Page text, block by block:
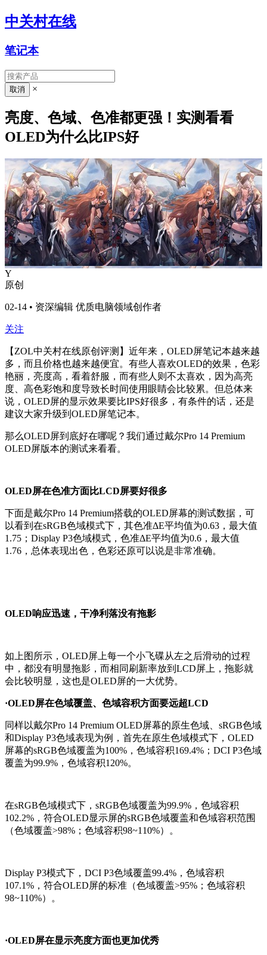
中关村在线
笔记本
×
亮度、色域、色准都更强！实测看看
OLED为什么比IPS好
Y
原创
02-14 • 资深编辑 优质电脑领域创作者
关注
【ZOL中关村在线原创评测】 近年来，OLED屏笔记本越来越
多，而且价格也越来越便宜。有些人喜欢OLED的效果，色彩
艳丽，亮度高，看着舒服，而有些人则不太喜欢，因为高亮
度、高色彩饱和度导致长时间使用眼睛会比较累。但总体来
说，OLED屏的显示效果要比IPS好很多，有条件的话，还是
建议大家升级到OLED屏笔记本。
那么OLED屏到底好在哪呢？我们通过戴尔Pro 14 Premium
OLED屏版本的测试来看看。
OLED屏在色准方面比LCD屏要好很多
下面是戴尔Pro 14 Premium搭载的OLED屏幕的测试数据，可
以看到在sRGB色域模式下，其色准ΔE平均值为0.63，最大值
1.75；Display P3色域模式，色准ΔE平均值为0.6，最大值
1.76，总体表现出色，色彩还原可以说是非常准确。
OLED响应迅速，干净利落没有拖影
如上图所示，OLED屏上每一个小飞碟从左之后滑动的过程
中，都没有明显拖影，而相同刷新率放到LCD屏上，拖影就
会比较明显，这也是OLED屏的一大优势。
·OLED屏在色域覆盖、色域容积方面要远超LCD
同样以戴尔Pro 14 Premium OLED屏幕的原生色域、sRGB色域
和Display P3色域表现为例，首先在原生色域模式下，OLED
屏幕的sRGB色域覆盖为100%，色域容积169.4%；DCI P3色域
覆盖为99.9%，色域容积120%。
在sRGB色域模式下，sRGB色域覆盖为99.9%，色域容积
102.2%，符合OLED显示屏的sRGB色域覆盖和色域容积范围
（色域覆盖>98%；色域容积98~110%）。
Display P3模式下，DCI P3色域覆盖99.4%，色域容积
107.1%，符合OLED屏的标准（色域覆盖>95%；色域容积
98~110%）。
·OLED屏在显示亮度方面也更加优秀